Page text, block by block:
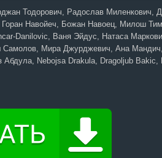
Тодорович, Радослав Миленкович,
Горан Навойеч, Божан Навоец, Милош
Danilovic, Ваня Эйдус, Натаса
Мира Джурджевич, Ана
Абдула, Nebojsa Drakula, Dragoljub Bakic,